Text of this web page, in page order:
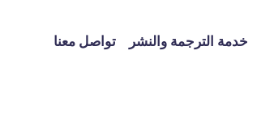
خدمة الترجمة والنشر تواصل معنا